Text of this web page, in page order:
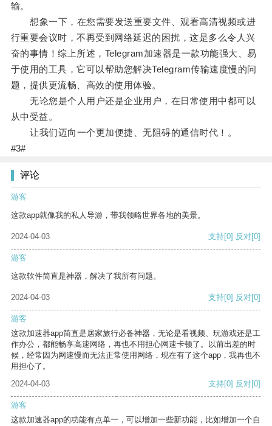
输。
想象一下，在您需要发送重要文件、观看高清视频或进
行重要会议时，不再受到网络延迟的困扰，这是多么令人兴
奋的事情！综上所述，Telegram加速器是一款功能强大、易
于使用的工具，它可以帮助您解决Telegram传输速度慢的问
题，提供更流畅、高效的使用体验。
无论您是个人用户还是企业用户，在日常使用中都可以
从中受益。
让我们迈向一个更加便捷、无阻碍的通信时代！。
#3#
评论
游客
这款app就像我的私人导游，带我领略世界各地的美景。
2024-04-03 支持[0] 反对[0]
游客
这款软件简直是神器，解决了我所有问题。
2024-04-03 支持[0] 反对[0]
游客
这款加速器app简直是居家旅行必备神器，无论是看视频、玩游戏还是工
作办公，都能畅享高速网络，再也不用担心网速卡顿了。以前出差的时
候，经常因为网速慢而无法正常使用网络，现在有了这个app，我再也不
用担心了。
2024-04-03
支持[0] 反对[0]
游客
这款加速器app的功能有点单一，可以增加一些新功能，比如增加一个自